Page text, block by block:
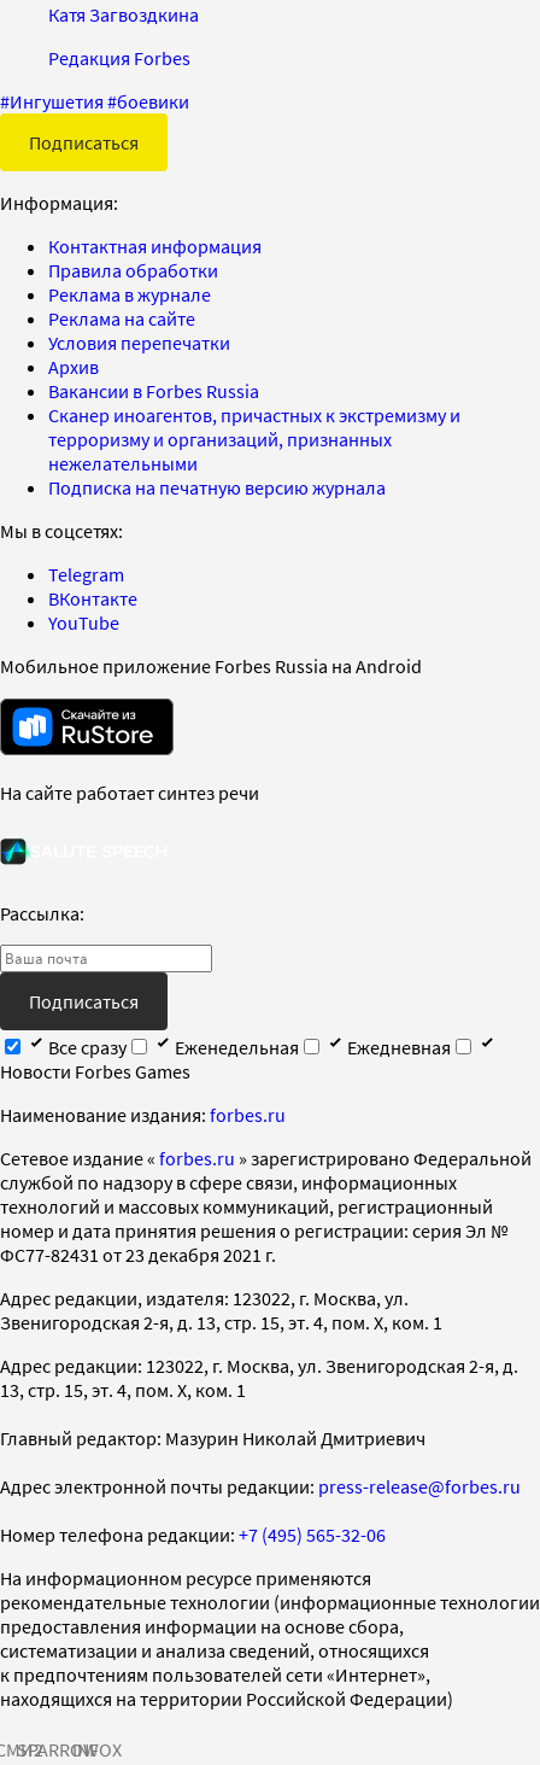
Катя Загвоздкина
Редакция Forbes
#Ингушетия #боевики
Подписаться
Информация:
Контактная информация
Правила обработки
Реклама в журнале
Реклама на сайте
Условия перепечатки
Архив
Вакансии в Forbes Russia
Сканер иноагентов, причастных к экстремизму и
терроризму и организаций, признанных
нежелательными
Подписка на печатную версию журнала
Мы в соцсетях:
Telegram
ВКонтакте
YouTube
Мобильное приложение Forbes Russia на Android
На сайте работает синтез речи
Рассылка:
Подписаться
Все сразу
Еженедельная
Ежедневная
Новости Forbes Games
Наименование издания: forbes.ru
Cетевое издание « forbes.ru » зарегистрировано Федеральной
службой по надзору в сфере связи, информационных
технологий и массовых коммуникаций, регистрационный
номер и дата принятия решения о регистрации: серия Эл №
ФС77-82431 от 23 декабря 2021 г.
Адрес редакции, издателя: 123022, г. Москва, ул.
Звенигородская 2-я, д. 13, стр. 15, эт. 4, пом. X, ком. 1
Адрес редакции: 123022, г. Москва, ул. Звенигородская 2-я, д.
13, стр. 15, эт. 4, пом. X, ком. 1
Главный редактор: Мазурин Николай Дмитриевич
Адрес электронной почты редакции: press-release@forbes.ru
Номер телефона редакции: +7 (495) 565-32-06
На информационном ресурсе применяются
рекомендательные технологии (информационные технологии
предоставления информации на основе сбора,
систематизации и анализа сведений, относящихся
к предпочтениям пользователей сети «Интернет»,
находящихся на территории Российской Федерации)
SPARROWINFOX